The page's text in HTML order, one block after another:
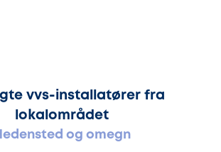
vvs-installatører fra
lokalområdet
og omegn